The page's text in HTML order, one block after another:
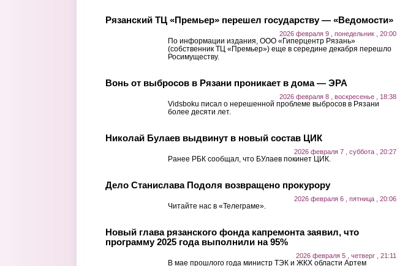
Рязанский ТЦ «Премьер» перешел государству — «Ведомости»
2026 февраля 9 , понедельник , 20:00
По информации издания, ООО «Гиперцентр Рязань»
(собственник ТЦ «Премьер») еще в середине декабря перешло
Росимуществу.
Вонь от выбросов в Рязани проникает в дома — ЭРА
2026 февраля 8 , воскресенье , 18:38
Vidsboku писал о нерешенной проблеме выбросов в Рязани
более десяти лет.
Николай Булаев выдвинут в новый состав ЦИК
2026 февраля 7 , суббота , 20:27
Ранее РБК сообщал, что БУлаев покинет ЦИК.
Дело Станислава Подоля возвращено прокурору
2026 февраля 6 , пятница , 20:06
Читайте нас в «Телеграме».
Новый глава рязанского фонда капремонта заявил, что
программу 2025 года выполнили на 95%
2026 февраля 5 , четверг , 21:11
В мае прошлого года министр ТЭК и ЖКХ области Артем